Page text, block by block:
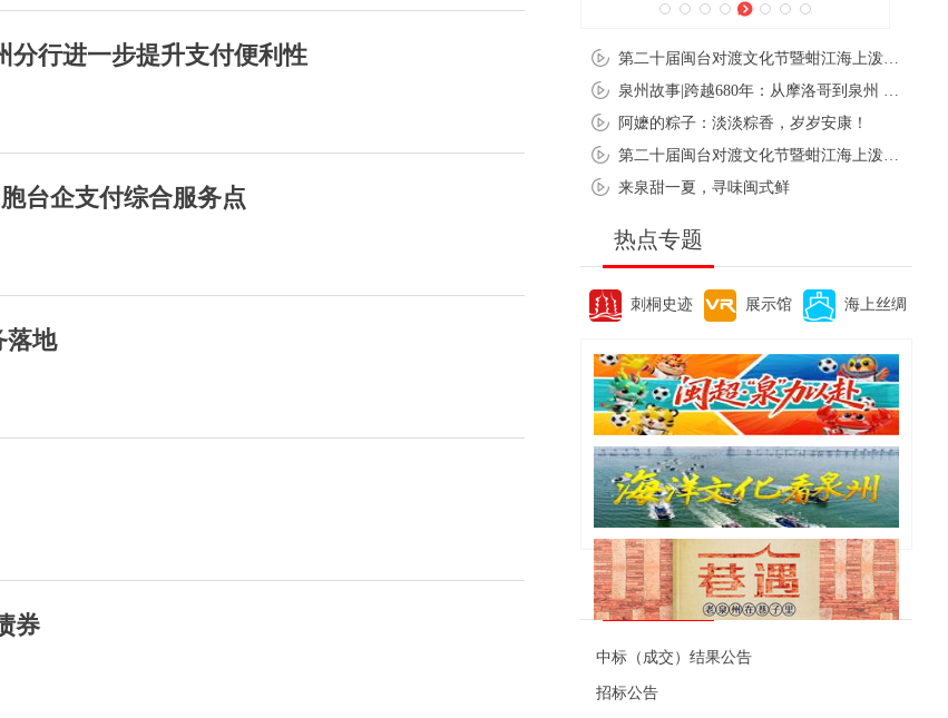
分行进一步提升支付便利性
台企支付综合服务点
落地
券
阿嬷的粽子：淡淡粽香，岁岁安康！
来泉甜一夏，寻味闽式鲜
热点专题
刺桐史迹 展示馆 海上丝绸
便民资讯
中标（成交）结果公告
招标公告